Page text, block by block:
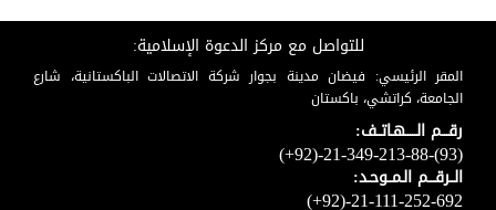
للتواصل مع مركز الدعوة الإسلامية:
المقر الرئيسي: فيضان مدينة بجوار شركة الاتصالات الباكستانية، شارع
الجامعة، كراتشي، باكستان
رقـــم الـــــهـاتــف:
(+92)-21-349-213-88-(93)
الــرقـــم الـمــوحـد:
(+92)-21-111-252-692